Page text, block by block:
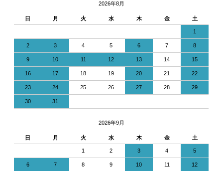
2026年8月
日 月 火 水 木 金 土
1
2 3 4 5 6 7 8
9 10 11 12 13 14 15
16 17 18 19 20 21 22
23 24 25 26 27 28 29
30 31
2026年9月
日 月 火 水 木 金 土
1 2 3 4 5
6 7 8 9 10 11 12